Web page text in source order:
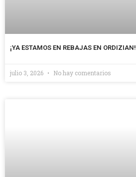
¡YA ESTAMOS EN REBAJAS EN ORDIZIAN!
julio 3, 2026 No hay comentarios